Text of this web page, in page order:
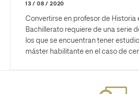
13 / 08 / 2020
Convertirse en profesor de Historia
Bachillerato requiere de una serie
los que se encuentran tener
máster habilitante en el caso de